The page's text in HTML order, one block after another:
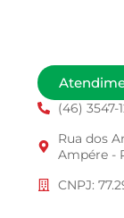
(46) 3547-
Rua dos
Ampére -
CNPJ: